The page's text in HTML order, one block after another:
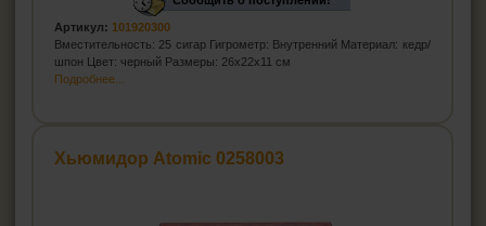
Артикул: 101920300
Вместительность: 25 сигар Гигрометр: Внутренний Материал: кедр/
шпон Цвет: черный Размеры: 26х22х11 см
Подробнее...
Хьюмидор Atomic 0258003